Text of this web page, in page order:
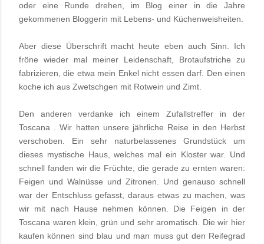
oder eine Runde drehen, im Blog einer in die Jahre
gekommenen Bloggerin mit Lebens- und Küchenweisheiten.
Aber diese Überschrift macht heute eben auch Sinn. Ich
fröne wieder mal meiner Leidenschaft, Brotaufstriche zu
fabrizieren, die etwa mein Enkel nicht essen darf. Den einen
koche ich aus Zwetschgen mit Rotwein und Zimt.
Den anderen verdanke ich einem Zufallstreffer in der
Toscana . Wir hatten unsere jährliche Reise in den Herbst
verschoben. Ein sehr naturbelassenes Grundstück um
dieses mystische Haus, welches mal ein Kloster war. Und
schnell fanden wir die Früchte, die gerade zu ernten waren:
Feigen und Walnüsse und Zitronen. Und genauso schnell
war der Entschluss gefasst, daraus etwas zu machen, was
wir mit nach Hause nehmen können. Die Feigen in der
Toscana waren klein, grün und sehr aromatisch. Die wir hier
kaufen können sind blau und man muss gut den Reifegrad